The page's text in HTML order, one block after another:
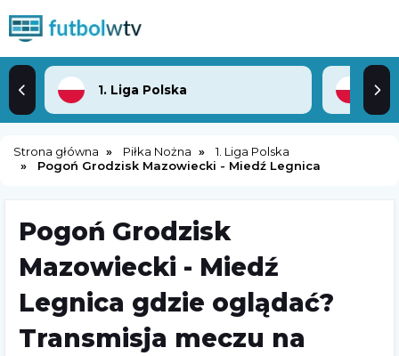
1. Liga Polska 3.
Strona główna Piłka Nożna
1. Liga Polska
Pogoń Grodzisk Mazowiecki - Miedź Legnica
Pogoń Grodzisk
Mazowiecki - Miedź
Legnica gdzie oglądać?
Transmisja meczu na